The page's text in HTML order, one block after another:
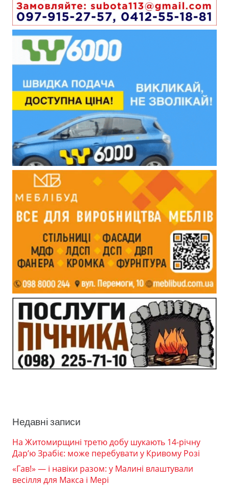
Недавні записи
На Житомирщині третю добу шукають 14-річну
Дар’ю Зрабіє: може перебувати у Кривому Розі
«Гав!» — і навіки разом: у Малині влаштували
весілля для Макса і Мері